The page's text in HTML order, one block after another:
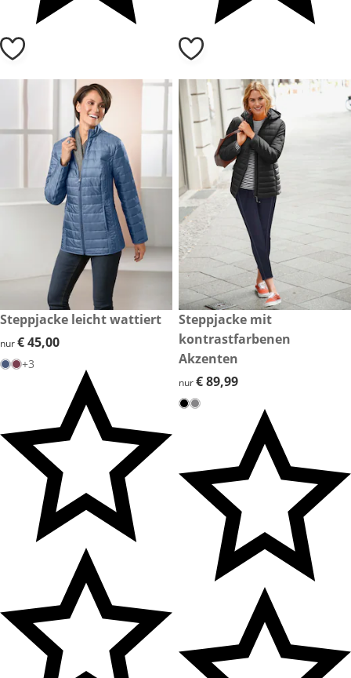
€ 45,00
Steppjacke leicht wattiert
€ 45,00
nur€ 45,00
+3
€ 89,99
Steppjacke mit
kontrastfarbenen
Akzenten
€ 89,99
nur€ 89,99